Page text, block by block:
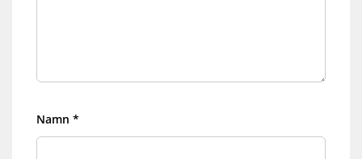
Namn *